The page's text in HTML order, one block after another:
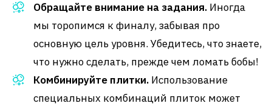
Обращайте внимание на задания. Иногда
мы торопимся к финалу, забывая про
основную цель уровня. Убедитесь, что знаете,
что нужно сделать, прежде чем ломать бобы!
Комбинируйте плитки. Использование
специальных комбинаций плиток может